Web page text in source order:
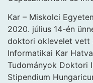
Kar – Miskolci
2020. július 14-én
doktori oklevelet vett
Informatikai Kar
Tudományok Doktori
Stipendium